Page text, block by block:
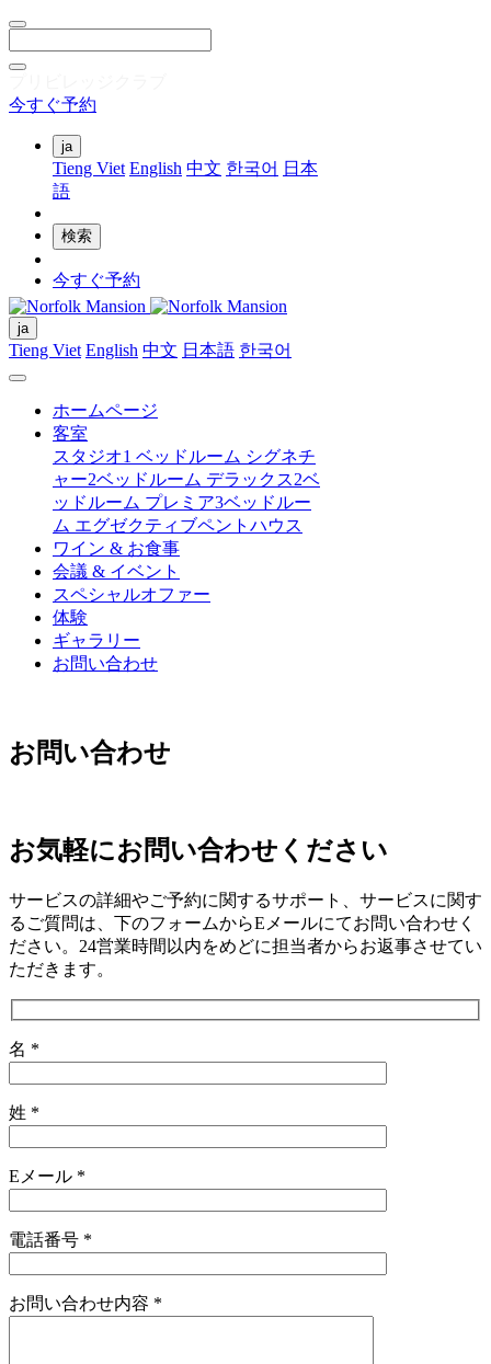
今すぐ予約
ja
Tieng Viet English 中文 한국어 日本
語
検索
今すぐ予約
ja
Tieng Viet English 中文 日本語 한국어
ホームページ
客室
スタジオ1 ベッドルーム シグネチ
ャー2ベッドルーム デラックス2ベ
ッドルーム プレミア3ベッドルー
ム エグゼクティブペントハウス
ワイン & お食事
会議 & イベント
スペシャルオファー
体験
ギャラリー
お問い合わせ
お問い合わせ
お気軽にお問い合わせください
サービスの詳細やご予約に関するサポート、サービスに関す
るご質問は、下のフォームからEメールにてお問い合わせく
ださい。24営業時間以内をめどに担当者からお返事させてい
ただきます。
名 *
姓 *
Eメール *
電話番号 *
お問い合わせ内容 *